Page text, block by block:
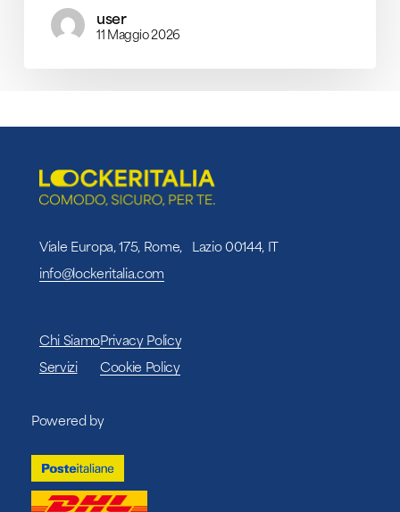
user
11 Maggio 2026
Viale Europa, 175, Rome, Lazio 00144, IT
info@lockeritalia.com
Chi Siamo
Servizi
Privacy Policy
Cookie Policy
Powered by